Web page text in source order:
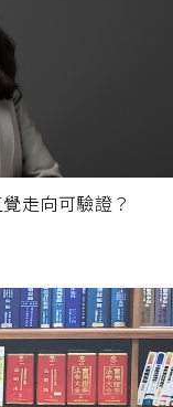
走向可驗證？